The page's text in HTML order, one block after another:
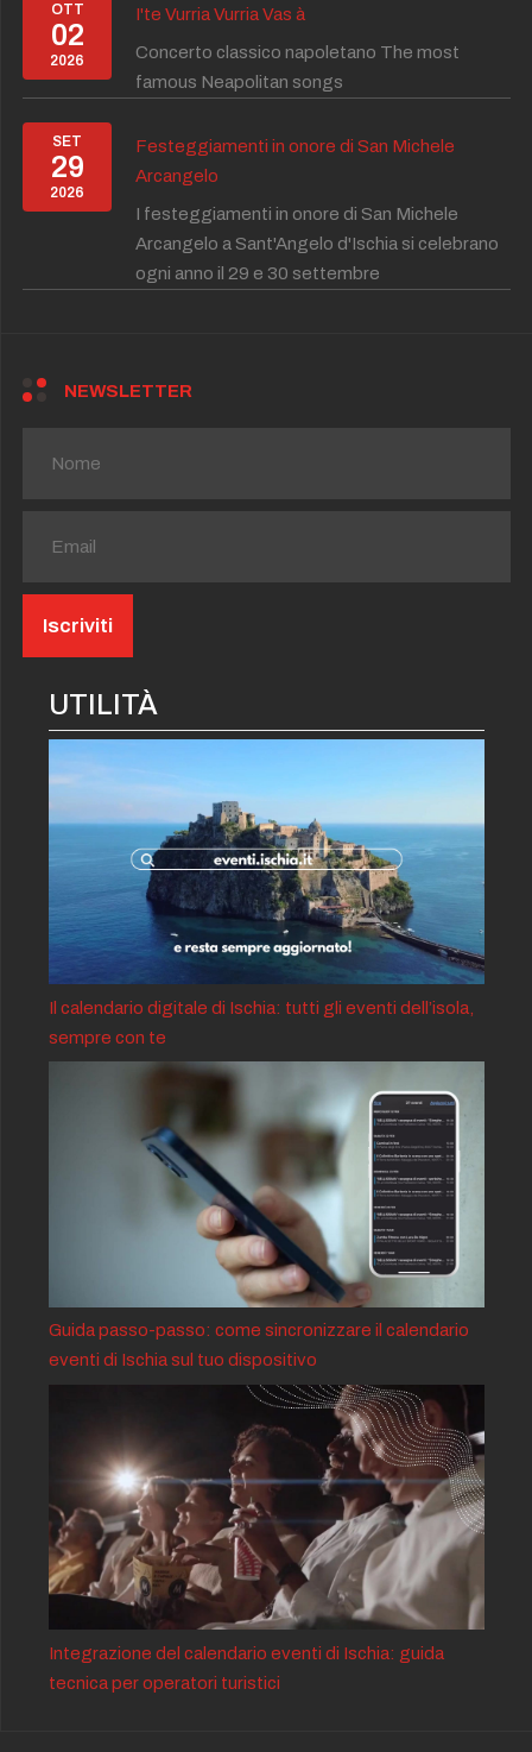
OTT
02
2026
I'te Vurria Vurria Vas à
Concerto classico napoletano The most
famous Neapolitan songs
SET
29
2026
Festeggiamenti in onore di San Michele
Arcangelo
I festeggiamenti in onore di San Michele
Arcangelo a Sant'Angelo d'Ischia si celebrano
ogni anno il 29 e 30 settembre
NEWSLETTER
UTILITÀ
Il calendario digitale di Ischia: tutti gli eventi dell’isola,
sempre con te
Guida passo-passo: come sincronizzare il calendario
eventi di Ischia sul tuo dispositivo
Integrazione del calendario eventi di Ischia: guida
tecnica per operatori turistici